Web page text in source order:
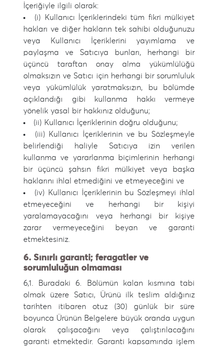
İçeriğiyle ilgili olarak:
(i) Kullanıcı İçeriklerindeki tüm fikri mülkiyet
hakları ve diğer hakların tek sahibi olduğunuzu
veya Kullanıcı İçeriklerini yayımlama ve
paylaşma ve Satıcıya bunları, herhangi bir
üçüncü taraftan onay alma yükümlülüğü
olmaksızın ve Satıcı için herhangi bir sorumluluk
veya yükümlülük yaratmaksızın, bu bölümde
açıklandığı gibi kullanma hakkı vermeye
yönelik yasal bir hakkınız olduğunu;
(ii) Kullanıcı İçeriklerinin doğru olduğunu;
(iii) Kullanıcı İçeriklerinin ve bu Sözleşmeyle
belirlendiği haliyle Satıcıya izin verilen
kullanma ve yararlanma biçimlerinin herhangi
bir üçüncü şahsın fikri mülkiyet veya başka
haklarını ihlal etmediğini ve etmeyeceğini ve
(iv) Kullanıcı İçeriklerinin bu Sözleşmeyi ihlal
etmeyeceğini ve herhangi bir kişiyi
yaralamayacağını veya herhangi bir kişiye
zarar vermeyeceğini beyan ve garanti
etmektesiniz.
6. Sınırlı garanti; feragatler ve
sorumluluğun olmaması
6,1. Buradaki 6. Bölümün kalan kısmına tabi
olmak üzere Satıcı, Ürünü ilk teslim aldığınız
tarihten itibaren otuz (30) günlük bir süre
boyunca Ürünün Belgelere büyük oranda uygun
olarak çalışacağını veya çalıştırılacağını
garanti etmektedir. Garanti kapsamında işlem